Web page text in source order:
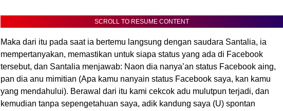
SCROLL TO RESUME CONTENT
Maka dari itu pada saat ia bertemu langsung dengan saudara Santalia, ia
mempertanyakan, memastikan untuk siapa status yang ada di Facebook
tersebut, dan Santalia menjawab: Naon dia nanya’an status Facebook aing,
pan dia anu mimitian (Apa kamu nanyain status Facebook saya, kan kamu
yang mendahului). Berawal dari itu kami cekcok adu mulutpun terjadi, dan
kemudian tanpa sepengetahuan saya, adik kandung saya (U) spontan